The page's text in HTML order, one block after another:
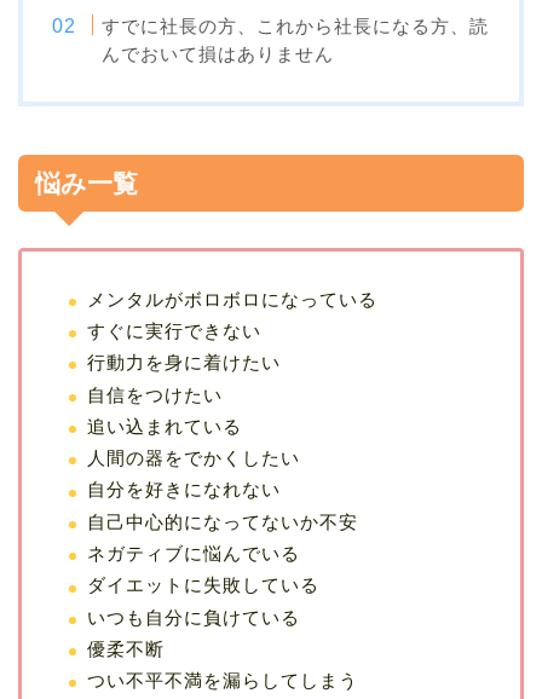
すでに社長の方、これから社長になる方、読
んでおいて損はありません
悩み一覧
メンタルがボロボロになっている
すぐに実行できない
行動力を身に着けたい
自信をつけたい
追い込まれている
人間の器をでかくしたい
自分を好きになれない
自己中心的になってないか不安
ネガティブに悩んでいる
ダイエットに失敗している
いつも自分に負けている
優柔不断
つい不平不満を漏らしてしまう